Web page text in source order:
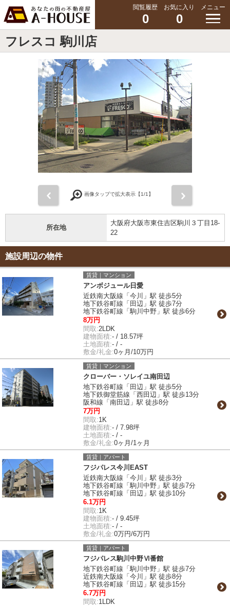
閲覧履歴
0
お気に入り
0
メニュー
フレスコ 駒川店
画像タップで拡大表示【1/1】
所在地
大阪府大阪市東住吉区駒川３丁目18-
22
施設周辺の物件
賃貸｜マンション
アンボジュール日愛
近鉄南大阪線「今川」駅 徒歩5分
地下鉄谷町線「田辺」駅 徒歩7分
地下鉄谷町線「駒川中野」駅 徒歩6分
8万円
間取:2LDK
建物面積:- / 18.57坪
土地面積:- / -
敷金/礼金:0ヶ月/10万円
賃貸｜マンション
クローバー・ソレイユ南田辺
地下鉄谷町線「田辺」駅 徒歩5分
地下鉄御堂筋線「西田辺」駅 徒歩13分
阪和線「南田辺」駅 徒歩8分
7万円
間取:1K
建物面積:- / 7.98坪
土地面積:- / -
敷金/礼金:0ヶ月/1ヶ月
賃貸｜アパート
フジパレス今川EAST
近鉄南大阪線「今川」駅 徒歩3分
地下鉄谷町線「駒川中野」駅 徒歩7分
地下鉄谷町線「田辺」駅 徒歩10分
6.1万円
間取:1K
建物面積:- / 9.45坪
土地面積:- / -
敷金/礼金:0万円/6万円
賃貸｜アパート
フジパレス駒川中野Ⅵ番館
地下鉄谷町線「駒川中野」駅 徒歩7分
近鉄南大阪線「今川」駅 徒歩8分
地下鉄谷町線「田辺」駅 徒歩15分
6.7万円
間取:1LDK